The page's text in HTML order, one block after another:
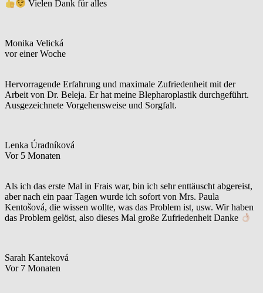
Vielen Dank für alles
Monika Velická
vor einer Woche
Hervorragende Erfahrung und maximale Zufriedenheit mit der
Arbeit von Dr. Beleja. Er hat meine Blepharoplastik durchgeführt.
Ausgezeichnete Vorgehensweise und Sorgfalt.
Lenka Úradníková
Vor 5 Monaten
Als ich das erste Mal in Frais war, bin ich sehr enttäuscht abgereist,
aber nach ein paar Tagen wurde ich sofort von Mrs. Paula
Kentošová, die wissen wollte, was das Problem ist, usw. Wir haben
das Problem gelöst, also dieses Mal große Zufriedenheit Danke
Sarah Kanteková
Vor 7 Monaten